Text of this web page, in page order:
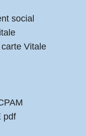
social
Vitale
pdf